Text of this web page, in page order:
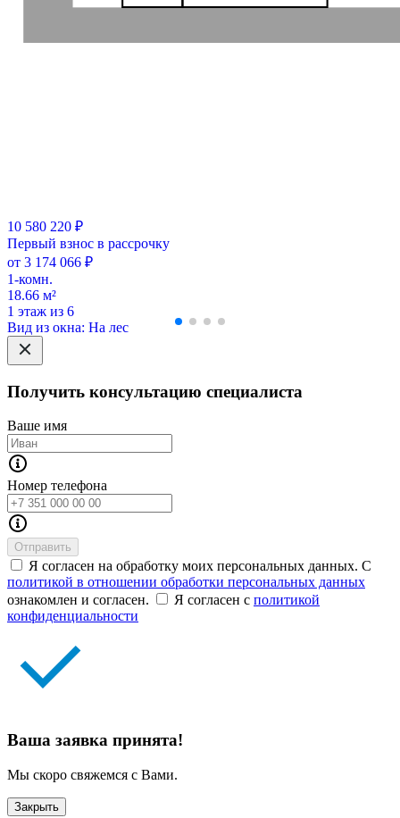
10 580 220 ₽
Первый взнос в рассрочку
от 3 174 066 ₽
1-комн.
18.66 м²
1 этаж из 6
Вид из окна: На лес
Получить консультацию специалиста
Ваше имя
Номер телефона
Отправить
Я согласен на обработку моих персональных данных. С
политикой в отношении обработки персональных данных
ознакомлен и согласен.
Я согласен с политикой
конфиденциальности
Ваша заявка принята!
Мы скоро свяжемся с Вами.
Закрыть